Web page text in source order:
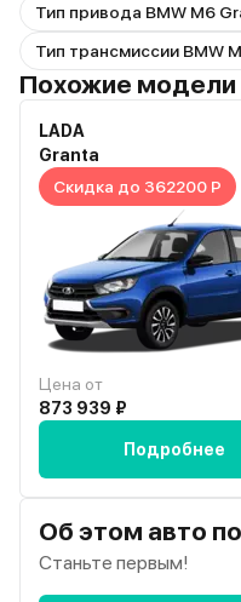
Тип привода BMW M6
Тип трансмиссии BMW
Похожие модели
LADA
Granta
Скидка до 362200 Р
Цена от
873 939 ₽
Подробнее
Об этом авто
Станьте первым!